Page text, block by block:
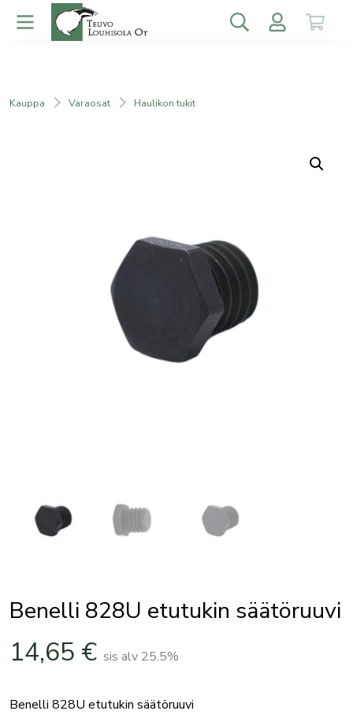
Kauppa Varaosat Haulikon tukit
Benelli 828U etutukin säätöruuvi
14,65 € sis alv 25.5%
Benelli 828U etutukin säätöruuvi